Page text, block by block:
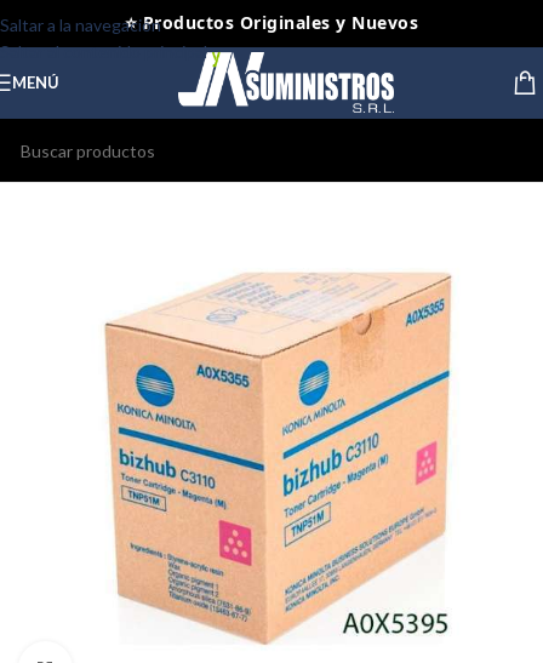
Saltar a la navegación
Saltar al contenido principal
⭐ Productos Originales y Nuevos
MENÚ